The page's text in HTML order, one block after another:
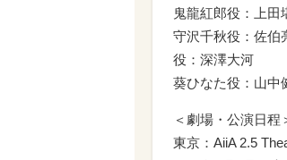
鬼龍紅郎役：上田
守沢千秋役：佐伯
役：深澤大河
葵ひなた役：山中
＜劇場・公演日程
東京：AiiA 2.5